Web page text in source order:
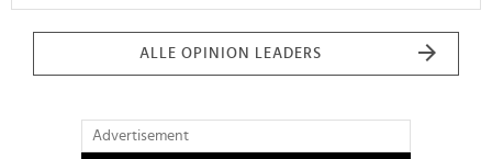
ALLE OPINION LEADERS
Advertisement